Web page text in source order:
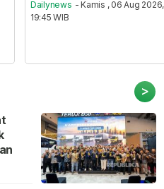
Dailynews - Kamis , 06 Aug 2026,
19:45 WIB
>